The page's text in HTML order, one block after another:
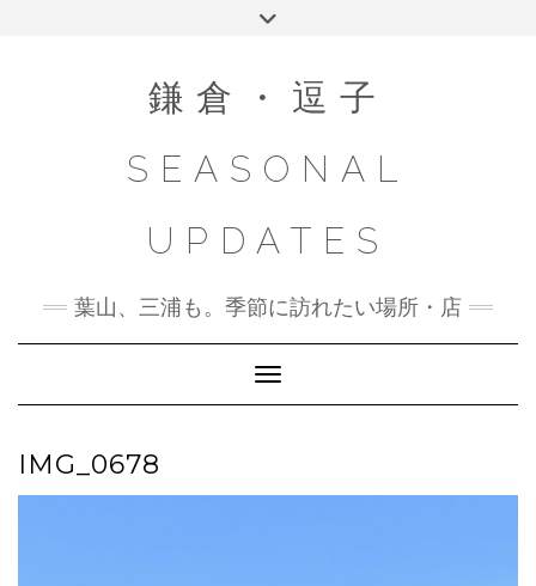
鎌倉・逗子
SEASONAL
UPDATES
葉山、三浦も。季節に訪れたい場所・店
Toggle Navigation
IMG_0678